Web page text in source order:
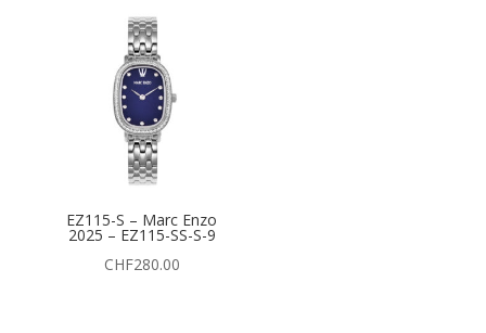
EZ115-S – Marc Enzo
2025 – EZ115-SS-S-9
CHF280.00